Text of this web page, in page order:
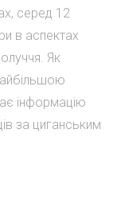
серед 12
в аспектах
Як
інформацію
за циганським